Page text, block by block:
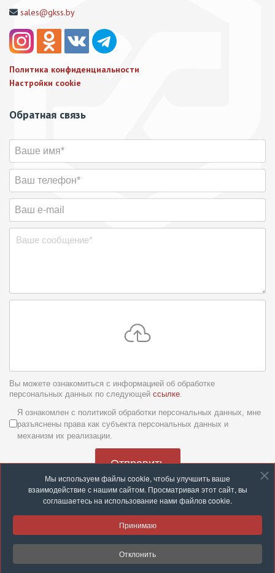
Мы используем файлы cookie, чтобы улучшить ваше
взаимодействие с нашим сайтом. Просматривая этот сайт, вы
соглашаетесь на использование нами файлов cookie.
Принимаю
Отклонить
sales@gkss.by
Политика конфиденциальности
Настройки cookie
Обратная связь
Вы можете ознакомиться с информацией об обработке
персональных данных по следующей ссылке.
Условия обслуживания *
Я ознакомлен с политикой обработки персональных данных, мне
разъяснены права как субъекта персональных данных и
механизм их реализации.
Отправить
Разработка и техподдержка:site-support.by